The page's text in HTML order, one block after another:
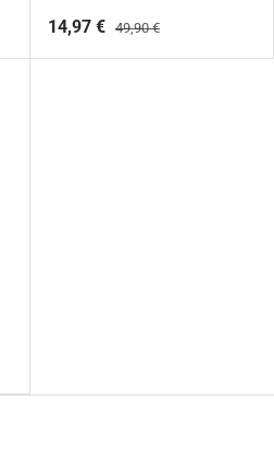
14,97 € 49,90 €